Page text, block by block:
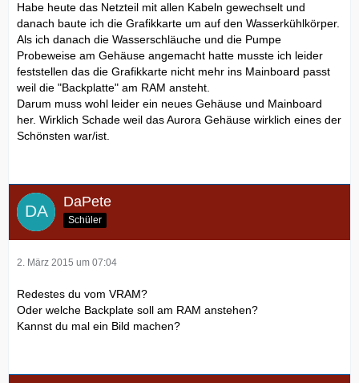
Habe heute das Netzteil mit allen Kabeln gewechselt und
danach baute ich die Grafikkarte um auf den Wasserkühlkörper.
Als ich danach die Wasserschläuche und die Pumpe
Probeweise am Gehäuse angemacht hatte musste ich leider
feststellen das die Grafikkarte nicht mehr ins Mainboard passt
weil die "Backplatte" am RAM ansteht.
Darum muss wohl leider ein neues Gehäuse und Mainboard
her. Wirklich Schade weil das Aurora Gehäuse wirklich eines der
Schönsten war/ist.
DaPete
Schüler
2. März 2015 um 07:04
Redestes du vom VRAM?
Oder welche Backplate soll am RAM anstehen?
Kannst du mal ein Bild machen?